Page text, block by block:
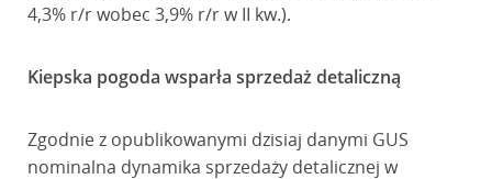
4,3% r/r wobec 3,9% r/r w II kw.).
Kiepska pogoda wsparła sprzedaż detaliczną
Zgodnie z opublikowanymi dzisiaj danymi GUS
nominalna dynamika sprzedaży detalicznej w